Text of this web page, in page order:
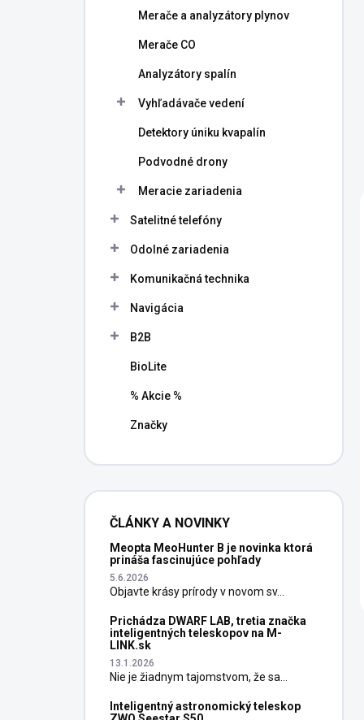
Merače a analyzátory plynov
Merače CO
Analyzátory spalín
Vyhľadávače vedení
Detektory úniku kvapalín
Podvodné drony
Meracie zariadenia
Satelitné telefóny
Odolné zariadenia
Komunikačná technika
Navigácia
B2B
BioLite
% Akcie %
Značky
ČLÁNKY A NOVINKY
Meopta MeoHunter B je novinka ktorá
prináša fascinujúce pohľady
5.6.2026
Objavte krásy prírody v novom sv...
Prichádza DWARF LAB, tretia značka
inteligentných teleskopov na M-
LINK.sk
13.1.2026
Nie je žiadnym tajomstvom, že sa...
Inteligentný astronomický teleskop